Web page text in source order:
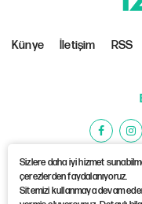
Sizlere daha iyi hizmet
çerezlerden faydalanıyoruz.
Sitemizi kullanmaya devam
Künye İletişim RSS